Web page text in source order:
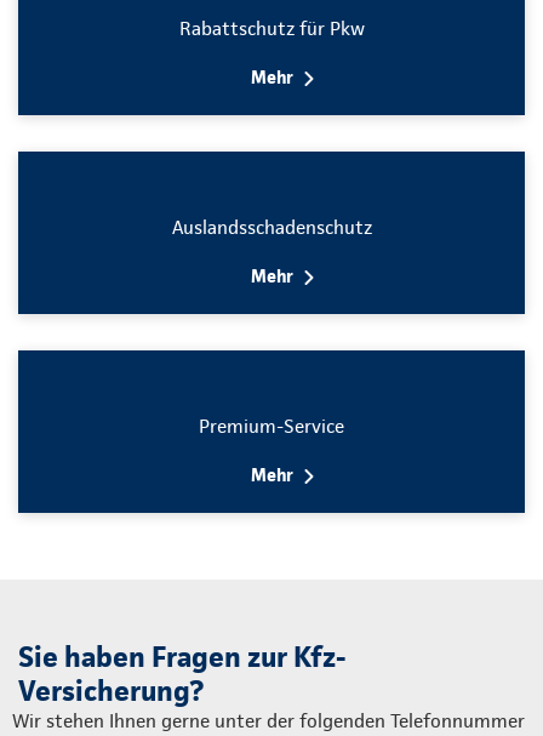
Rabattschutz für Pkw
Mehr
Auslandsschadenschutz
Mehr
Premium-Service
Mehr
Sie haben Fragen zur Kfz-
Versicherung?
Wir stehen Ihnen gerne unter der folgenden Telefon­nummer